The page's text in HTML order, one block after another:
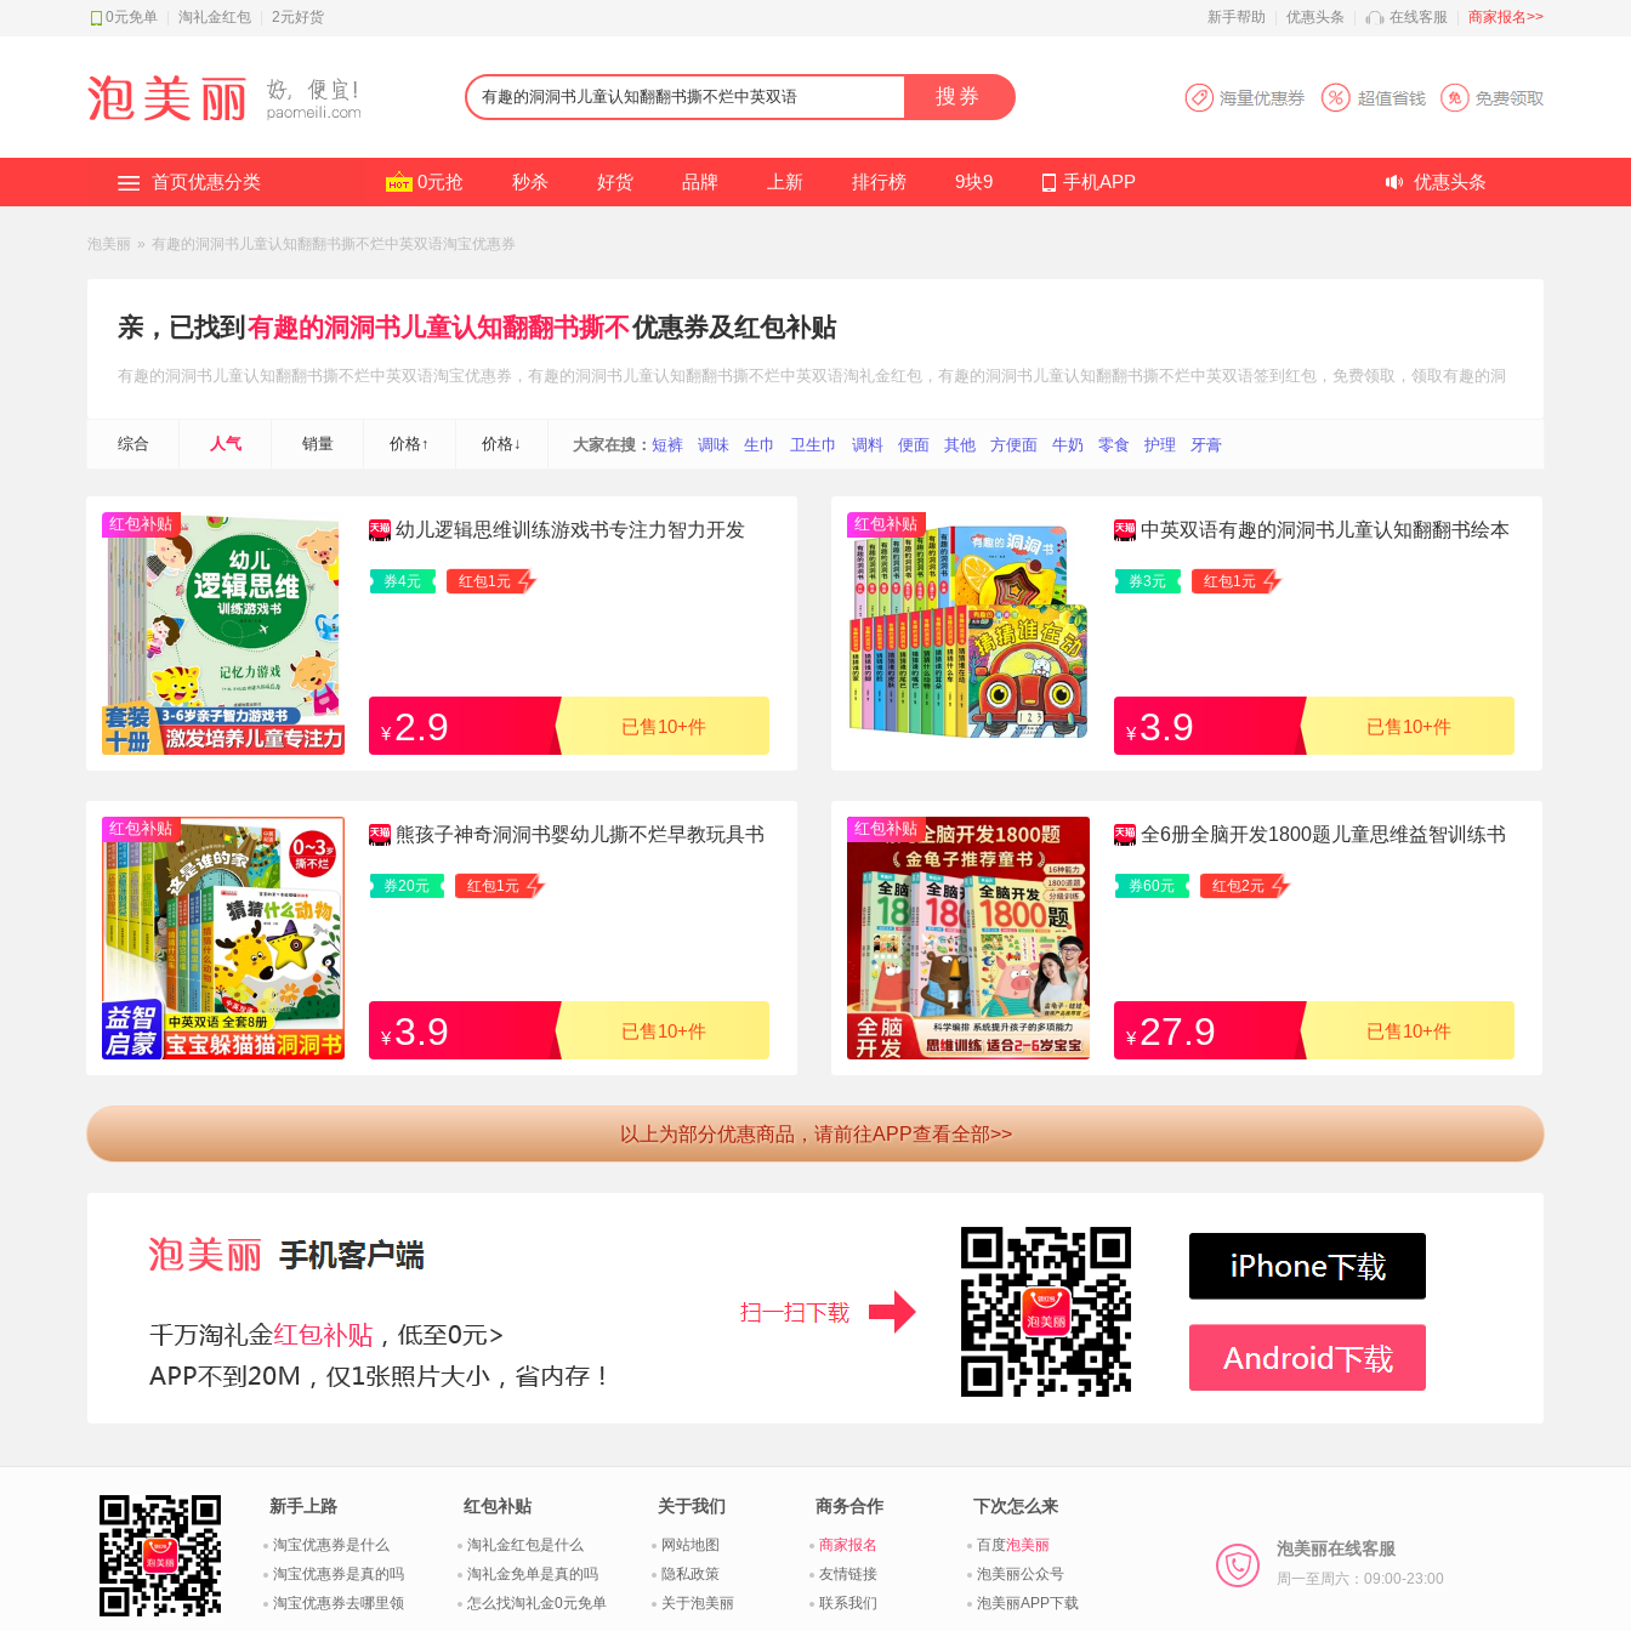
0元免单 淘礼金红包 2元好货 新手帮助 优惠头条 在线客服 商家报名>>
搜券
首页优惠分类 0元抢 秒杀 好货 品牌 上新 排行榜 9块9 手机APP 优惠头条
泡美丽 » 有趣的洞洞书儿童认知翻翻书撕不烂中英双语淘宝优惠券
亲，已找到 有趣的洞洞书儿童认知翻翻书撕不优惠券及红包补贴
有趣的洞洞书儿童认知翻翻书撕不烂中英双语淘宝优惠券 ，有趣的洞洞书儿童认知翻翻书撕不烂中英双语淘礼金红包 ，有趣的洞洞书儿童认知翻翻书撕不烂中英双语签到红包 ，免费领取，领取有趣的洞
综合 人气 销量 价格↑ 价格↓ 大家在搜： 短裤 调味 生巾 卫生巾 调料 便面 其他 方便面 牛奶 零食 护理 牙膏
红包补贴 幼儿逻辑思维训练游戏书专注力智力开发
券4元 红包1元
¥ 2.9 已售10+件
红包补贴 中英双语有趣的洞洞书儿童认知翻翻书绘本
券3元 红包1元
¥ 3.9 已售10+件
红包补贴 熊孩子神奇洞洞书婴幼儿撕不烂早教玩具书
券20元 红包1元
¥ 3.9 已售10+件
红包补贴 全6册全脑开发1800题儿童思维益智训练书
券60元 红包2元
¥ 27.9 已售10+件
以上为部分优惠商品，请前往APP查看全部>>
新手上路
淘宝优惠券是什么
淘宝优惠券是真的吗
淘宝优惠券去哪里领
红包补贴
淘礼金红包是什么
淘礼金免单是真的吗
怎么找淘礼金0元免单
关于我们
网站地图
隐私政策
关于泡美丽
商务合作
商家报名
友情链接
联系我们
下次怎么来
百度泡美丽
泡美丽公众号
泡美丽APP下载
泡美丽在线客服
周一至周六：09:00-23:00